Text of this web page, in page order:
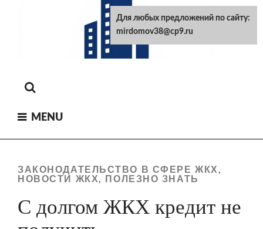
MENU
ЗАКОНОДАТЕЛЬСТВО В СФЕРЕ ЖКХ ,
НОВОСТИ ЖКХ, ПОЛЕЗНО ЗНАТЬ
С долгом ЖКХ кредит не
Для любых предложений по сайту:
mirdomov38@cp9.ru